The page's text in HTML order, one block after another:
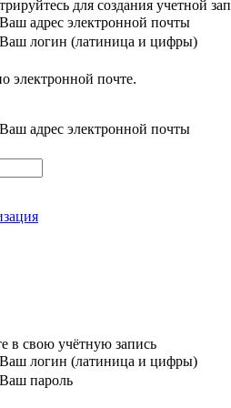
для создания учетной
Ваш адрес электронной почты
Ваш логин (латиница и цифры)
электронной почте.
Ваш адрес электронной почты
в свою учётную запись
Ваш логин (латиница и цифры)
Ваш пароль